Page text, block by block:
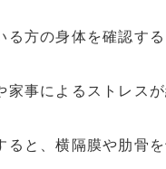
る方の身体を確認す
家事によるストレス
ると、横隔膜や肋骨